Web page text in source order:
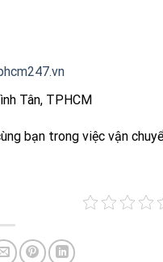
Tân, TPHCM
bạn trong việc vận